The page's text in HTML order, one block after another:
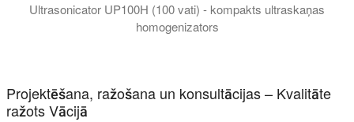
Ultrasonicator UP100H (100 vati) - kompakts ultraskaņas
homogenizators
Projektēšana, ražošana un konsultācijas – Kvalitāte
ražots Vācijā